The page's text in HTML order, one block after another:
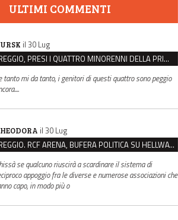
ULTIMI COMMENTI
il 30 Lug
REGGIO, PRESI I QUATTRO MINORENNI DELLA PRIMA RAPINA ALLA FARMACIA DI COVIOLO
tanto mi da tanto, i genitori di questi quattro sono peggio
il 30 Lug
REGGIO. RCF ARENA, BUFERA POLITICA SU HELLWATT FESTIVAL
se qualcuno riuscirà a scardinare il sistema di
appoggio fra le diverse e numerose associazioni che
capo, in modo più o